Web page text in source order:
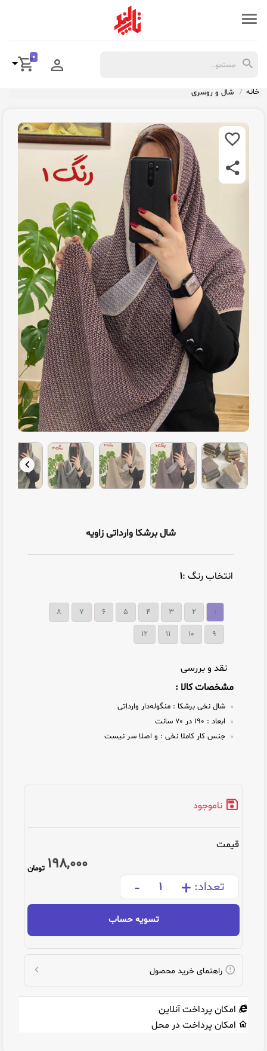
0
خانه شال و روسری
شال برشکا وارداتی زاویه
انتخاب رنگ :۱
۱ ۲ ۳ ۴ ۵ ۶ ۷ ۸
9
10
11
12
نقد و بررسی
مشخصات کالا :
شال نخی برشکا : منگوله‌دار وارداتی
ابعاد :
جنس کار کاملا نخی : و اصلا سر نیست
ناموجود
قیمت
198,000 تومان
تعداد: +
-
تسویه حساب
راهنمای خرید محصول
امکان پرداخت آنلاین
امکان پرداخت در محل